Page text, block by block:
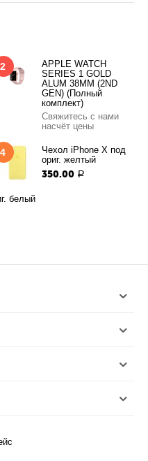
2
APPLE WATCH
SERIES 1 GOLD
ALUM 38MM (2ND
GEN) (Полный
комплект)
Свяжитесь с нами
насчёт цены
4
Чехол iPhone X под
ориг. желтый
350.00 Р
белый